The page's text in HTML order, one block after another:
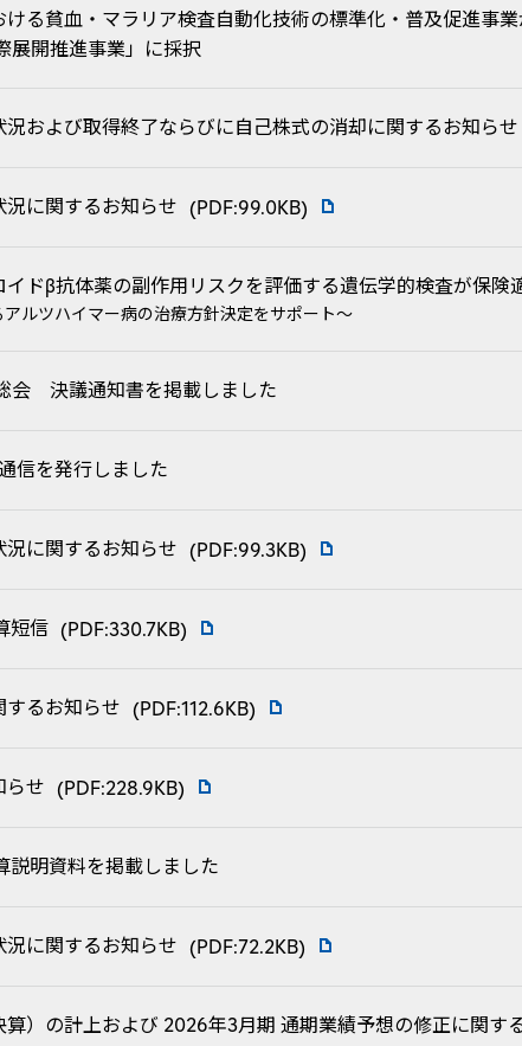
ける貧血・マラリア検査自動化技術の標準化・普及促進事
展開推進事業」に採択
況および取得終了ならびに自己株式の消却に関するお知らせ
況に関するお知らせ (PDF:99.0KB)
イドβ抗体薬の副作用リスクを評価する遺伝学的検査が保険
ルツハイマー病の治療方針決定をサポート～
会 決議通知書を掲載しました
信を発行しました
況に関するお知らせ (PDF:99.3KB)
短信 (PDF:330.7KB)
るお知らせ (PDF:112.6KB)
らせ (PDF:228.9KB)
説明資料を掲載しました
況に関するお知らせ (PDF:72.2KB)
）の計上および 2026年3月期 通期業績予想の修正に関す